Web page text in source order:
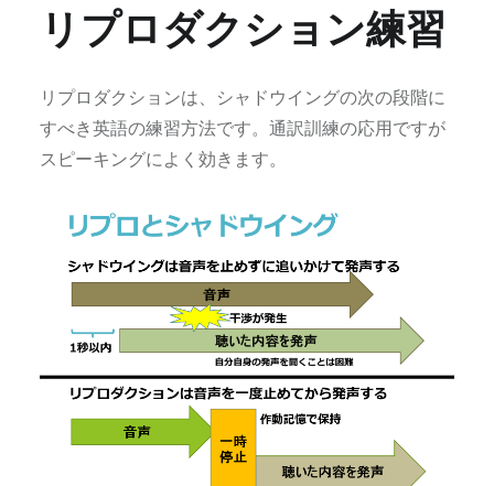
リプロダクション練習
リプロダクションは、シャドウイングの次の段階に
すべき英語の練習方法です。通訳訓練の応用ですが
スピーキングによく効きます。